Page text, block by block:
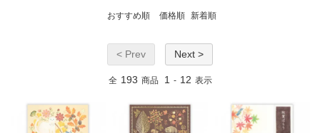
おすすめ順 価格順 新着順
< Prev Next >
全 193 商品 1 - 12 表示